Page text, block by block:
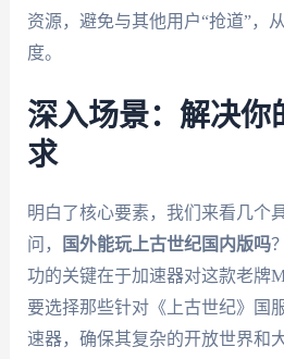
资源，避免与其他用户“抢道”，
度。
深入场景：解决你
求
明白了核心要素，我们来看几个
问，
国外能玩上古世纪国内版吗
功的关键在于加速器对这款老牌
要选择那些针对《上古世纪》国
速器，确保其复杂的开放世界和